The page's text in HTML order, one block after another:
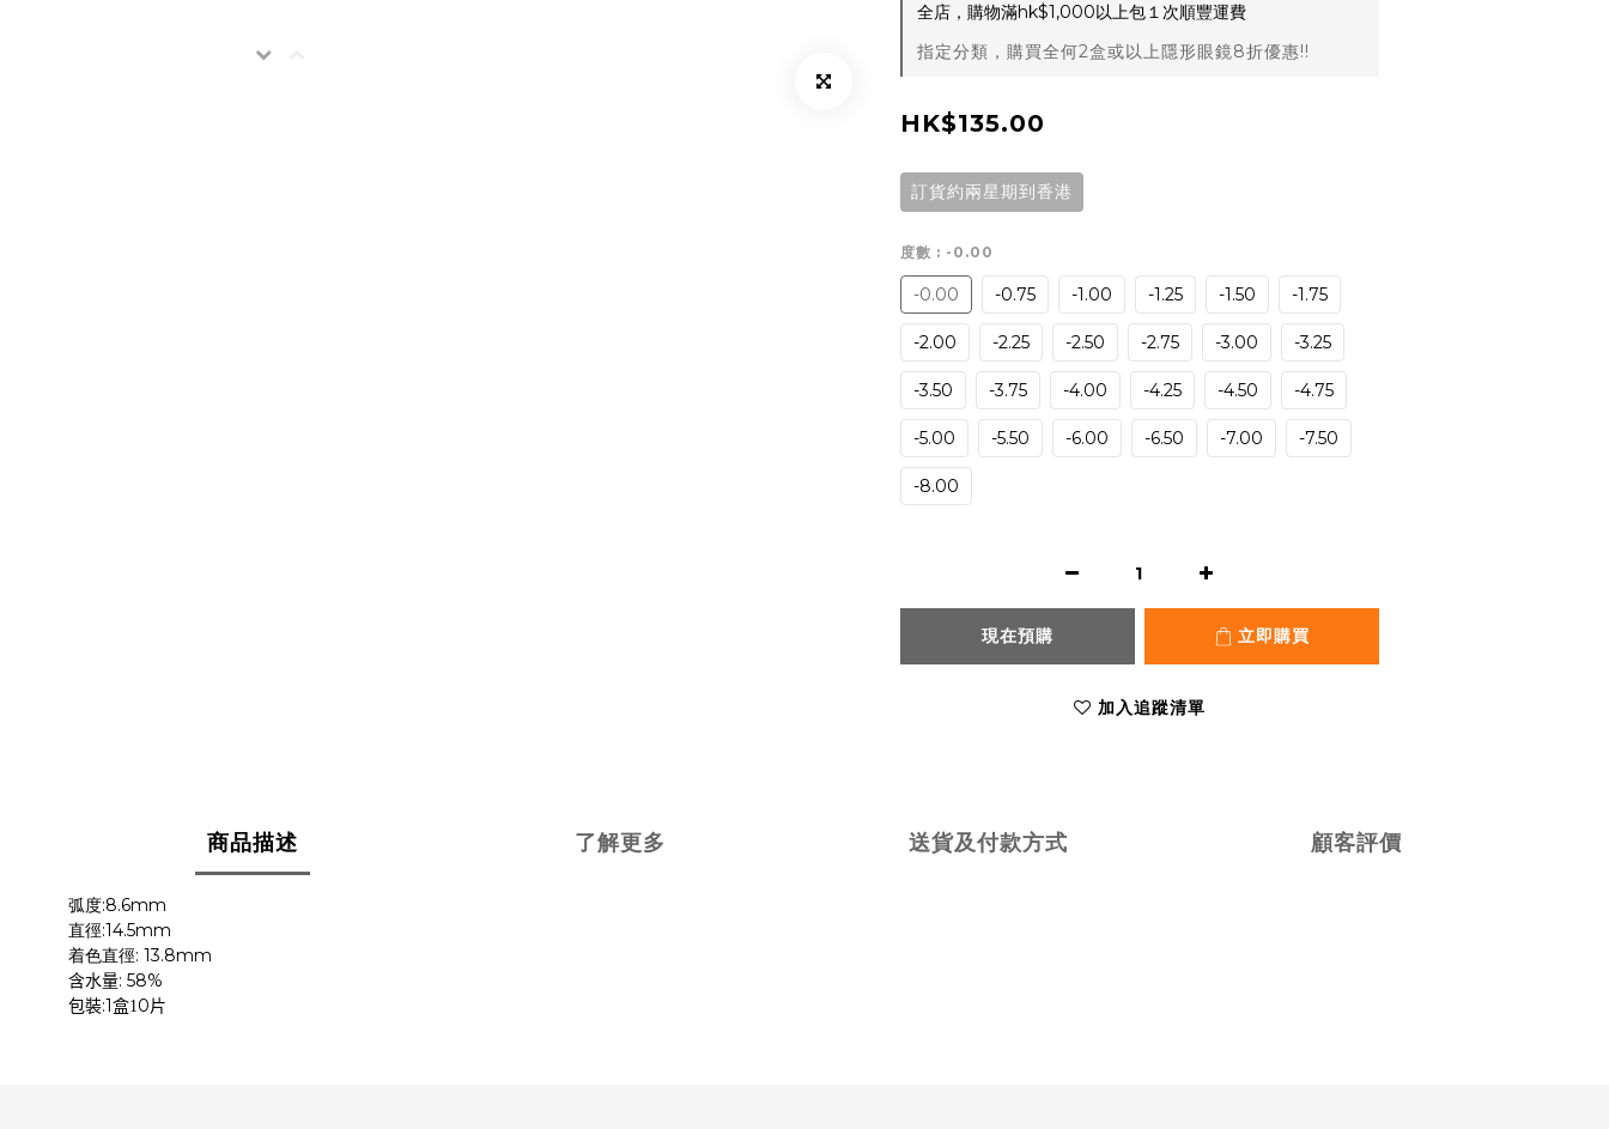
全店，購物滿hk$1,000以上包１次順豐運費
指定分類，購買全何2盒或以上隱形眼鏡8折優惠!!
HK$135.00
訂貨約兩星期到香港
度數 : -0.00
-0.00 -0.75 -1.00 -1.25 -1.50 -1.75
-2.00 -2.25 -2.50 -2.75 -3.00 -3.25
-3.50 -3.75 -4.00 -4.25 -4.50 -4.75
-5.00 -5.50 -6.00 -6.50 -7.00 -7.50
-8.00
現在預購 立即購買
加入追蹤清單
商品描述 了解更多 送貨及付款方式 顧客評價
弧度:8.6mm
直徑:14.5mm
着色直徑: 13.8mm
含水量: 58%
包裝:1盒10片